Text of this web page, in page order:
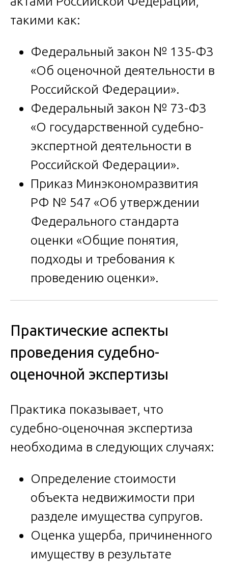
такими как:
Федеральный закон № 135-ФЗ
«Об оценочной деятельности в
Российской Федерации».
Федеральный закон № 73-ФЗ
«О государственной судебно-
экспертной деятельности в
Российской Федерации».
Приказ Минэкономразвития
РФ № 547 «Об утверждении
Федерального стандарта
оценки «Общие понятия,
подходы и требования к
проведению оценки».
Практические аспекты
проведения судебно-
оценочной экспертизы
Практика показывает, что
судебно-оценочная экспертиза
необходима в следующих случаях:
Определение стоимости
объекта недвижимости при
разделе имущества супругов.
Оценка ущерба, причиненного
имуществу в результате